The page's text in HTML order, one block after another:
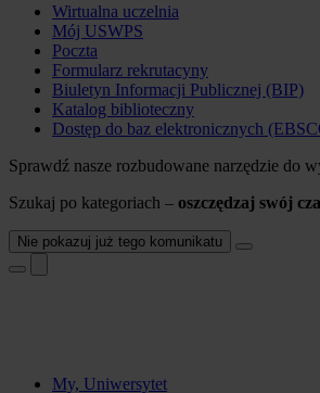
Wirtualna uczelnia
Mój USWPS
Poczta
Formularz rekrutacyny
Biuletyn Informacji Publicznej (BIP)
Katalog biblioteczny
Dostęp do baz elektronicznych
Sprawdź nasze rozbudowane narzędzie do
Szukaj po kategoriach – oszczędzaj swój
Nie pokazuj już tego komunikatu
My, Uniwersytet